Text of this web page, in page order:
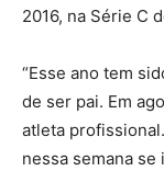
2016, na Série C
“Esse ano tem
de ser pai. Em
atleta
nessa semana